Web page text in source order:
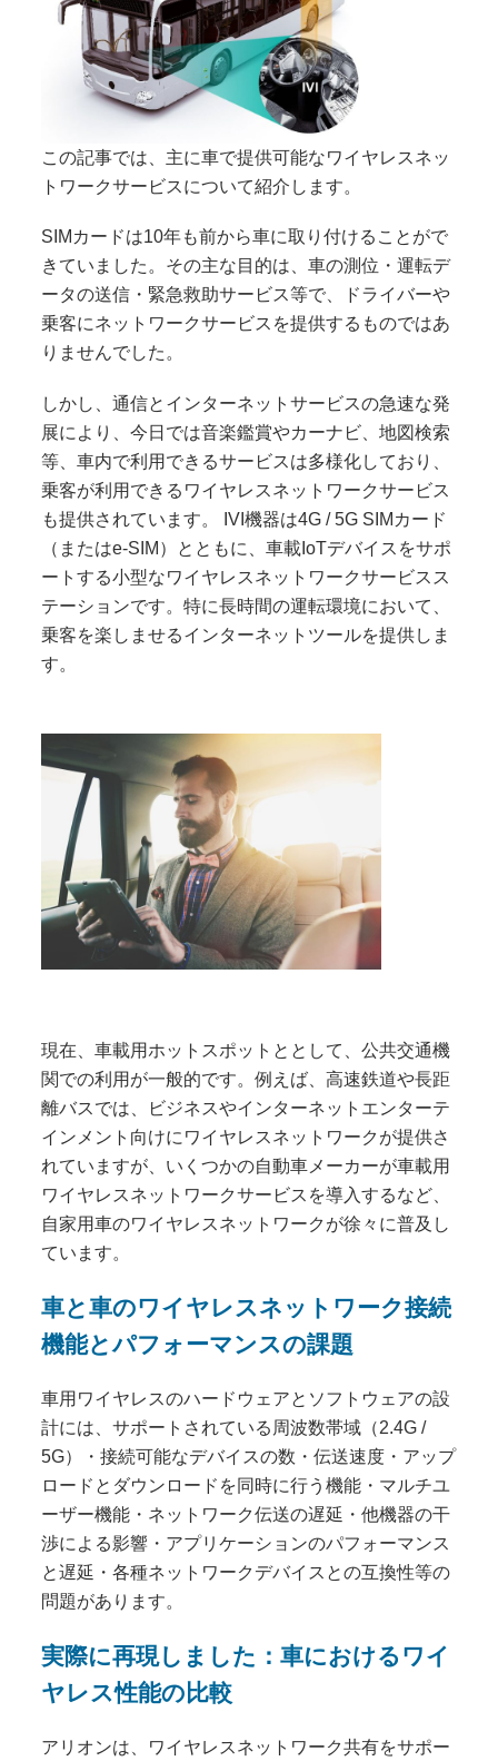
この記事では、主に車で提供可能なワイヤレスネッ
トワークサービスについて紹介します。
SIMカードは10年も前から車に取り付けることがで
きていました。その主な目的は、車の測位・運転デ
ータの送信・緊急救助サービス等で、ドライバーや
乗客にネットワークサービスを提供するものではあ
りませんでした。
しかし、通信とインターネットサービスの急速な発
展により、今日では音楽鑑賞やカーナビ、地図検索
等、車内で利用できるサービスは多様化しており、
乗客が利用できるワイヤレスネットワークサービス
も提供されています。 IVI機器は4G / 5G SIMカード
（またはe-SIM）とともに、車載IoTデバイスをサポ
ートする小型なワイヤレスネットワークサービスス
テーションです。特に長時間の運転環境において、
乗客を楽しませるインターネットツールを提供しま
す。
現在、車載用ホットスポットととして、公共交通機
関での利用が一般的です。例えば、高速鉄道や長距
離バスでは、ビジネスやインターネットエンターテ
インメント向けにワイヤレスネットワークが提供さ
れていますが、いくつかの自動車メーカーが車載用
ワイヤレスネットワークサービスを導入するなど、
自家用車のワイヤレスネットワークが徐々に普及し
ています。
車と車のワイヤレスネットワーク接続
機能とパフォーマンスの課題
車用ワイヤレスのハードウェアとソフトウェアの設
計には、サポートされている周波数帯域（2.4G /
5G）・接続可能なデバイスの数・伝送速度・アップ
ロードとダウンロードを同時に行う機能・マルチユ
ーザー機能・ネットワーク伝送の遅延・他機器の干
渉による影響・アプリケーションのパフォーマンス
と遅延・各種ネットワークデバイスとの互換性等の
問題があります。
実際に再現しました：車におけるワイ
ヤレス性能の比較
アリオンは、ワイヤレスネットワーク共有をサポー